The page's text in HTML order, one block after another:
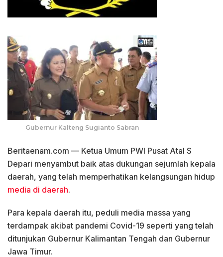
Gubernur Kalteng Sugianto Sabran
Beritaenam.com — Ketua Umum PWI Pusat Atal S
Depari menyambut baik atas dukungan sejumlah kepala
daerah, yang telah memperhatikan kelangsungan hidup
media di daerah.
Para kepala daerah itu, peduli media massa yang
terdampak akibat pandemi Covid-19 seperti yang telah
ditunjukan Gubernur Kalimantan Tengah dan Gubernur
Jawa Timur.